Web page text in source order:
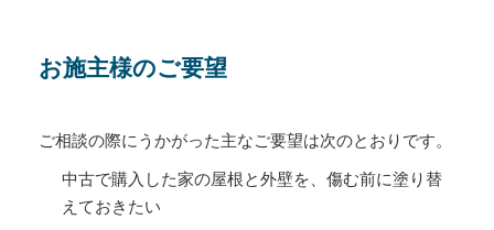
お施主様のご要望
ご相談の際にうかがった主なご要望は次のとおりです。
中古で購入した家の屋根と外壁を、傷む前に塗り替
えておきたい